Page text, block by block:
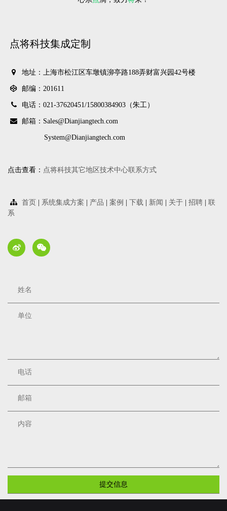
点将科技集成定制
地址：上海市松江区车墩镇泖亭路188弄财富兴园42号楼
邮编：201611
电话：021-37620451/15800384903（朱工）
邮箱：Sales@Dianjiangtech.com
System@Dianjiangtech.com
点击查看： 点将科技其它地区技术中心联系方式
首页 系统集成方案 产品 案例 下载 新闻 关于 招聘
联
系